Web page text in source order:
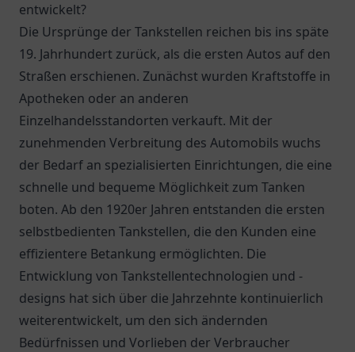
entwickelt?
Die Ursprünge der Tankstellen reichen bis ins späte
19. Jahrhundert zurück, als die ersten Autos auf den
Straßen erschienen. Zunächst wurden Kraftstoffe in
Apotheken oder an anderen
Einzelhandelsstandorten verkauft. Mit der
zunehmenden Verbreitung des Automobils wuchs
der Bedarf an spezialisierten Einrichtungen, die eine
schnelle und bequeme Möglichkeit zum Tanken
boten. Ab den 1920er Jahren entstanden die ersten
selbstbedienten Tankstellen, die den Kunden eine
effizientere Betankung ermöglichten. Die
Entwicklung von Tankstellentechnologien und -
designs hat sich über die Jahrzehnte kontinuierlich
weiterentwickelt, um den sich ändernden
Bedürfnissen und Vorlieben der Verbraucher